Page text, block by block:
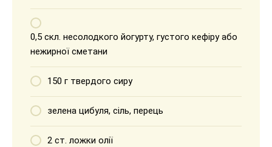
0,5 скл. несолодкого йогурту, густого кефіру або
нежирної сметани
150 г твердого сиру
зелена цибуля, сіль, перець
2 ст. ложки олії